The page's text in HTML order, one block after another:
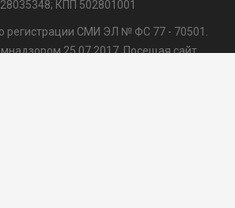
КПП 502801001
регистрации СМИ ЭЛ № ФС 77 - 70501.
25.07.2017. Посещая сайт